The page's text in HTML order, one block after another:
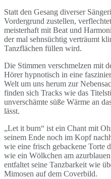
Statt den Gesang diverser
Vordergrund zustellen, verflechtet
meisterhaft mit Beat und
der mal sehnsüchtig verträumt
Tanzflächen füllen wird.
Die Stimmen verschmelzen mit
Hörer hypnotisch in eine
Welt um uns herum zur
finden sich Tracks wie das
unverschämte süße Wärme an
lässt.
„Let it burn“ ist ein Chant mit
seinem Ende noch im Kopf
wie eine frisch gebackene Torte
wie ein Wölkchen am
entfaltet seine Tanzbarkeit wie
Mimosen auf dem Coverbild.